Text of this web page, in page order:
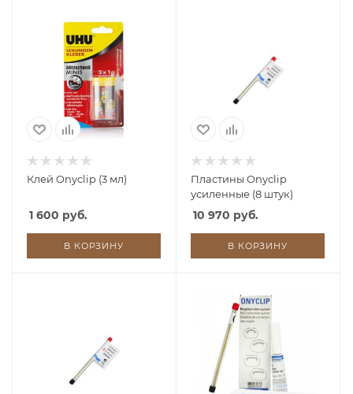
Клей Onyclip (3 мл)
1 600 руб.
В КОРЗИНУ
Пластины Onyclip
усиленные (8 штук)
10 970 руб.
В КОРЗИНУ